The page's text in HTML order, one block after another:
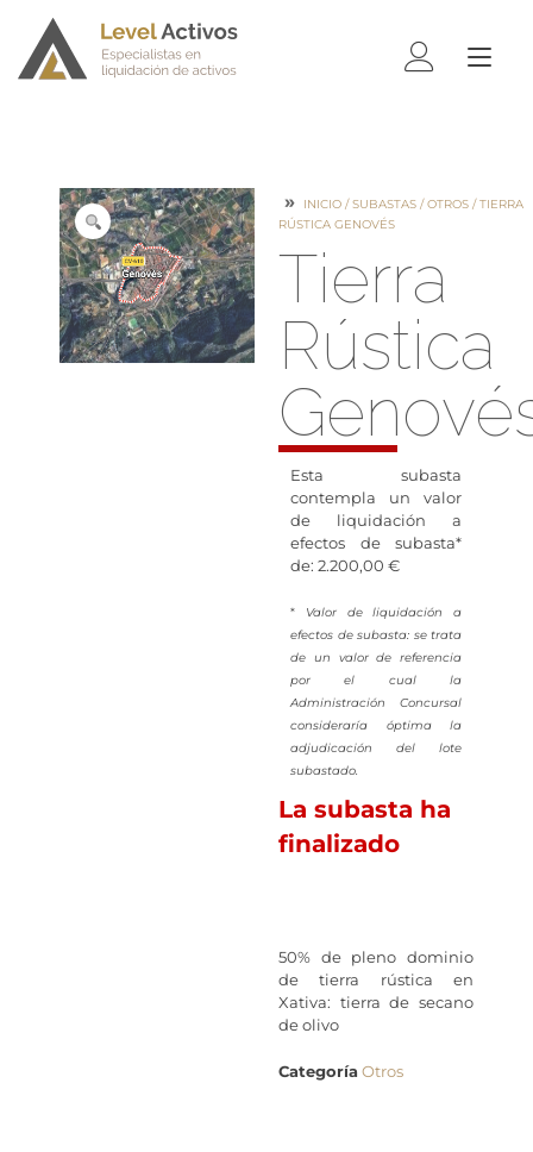
INICIO /SUBASTAS /OTROS / TIERRA
RÚSTICA GENOVÉS
Tierra
Rústica
Esta subasta
contempla un valor
de liquidación a
efectos de subasta*
de: 2.200,00 €
* Valor de liquidación a
efectos de subasta: se trata
de un valor de referencia
por el cual la
Administración Concursal
consideraría óptima la
adjudicación del lote
subastado.
La subasta ha
finalizado
50% de pleno dominio
de tierra rústica en
Xativa: tierra de secano
de olivo
CategoríaOtros